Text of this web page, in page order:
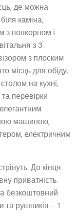
де можна
каміна,
з попкорном і
з 3
з плоским
місць для обіду,
на кухні,
перевірки
машиною,
електричним
До кінця
приватність.
безкоштовний
та рушників – 1